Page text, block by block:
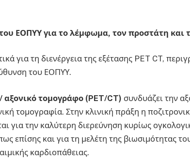
ΕΟΠΥΥ για το λέμφωμα, τον προστάτη και
για τη διενέργεια της εξέτασης PET CT,
του ΕΟΠΥΥ.
αξονικό τομογράφο (PET/CT) συνδυάζει την
τομογραφία. Στην κλινική πράξη η
για την καλύτερη διερεύνηση κυρίως
επίσης και για τη μελέτη της βιωσιμότητας
καρδιοπάθειας.